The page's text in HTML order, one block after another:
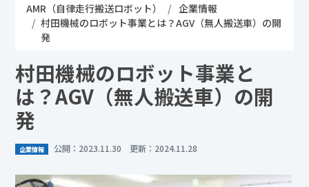
AMR（自律走行搬送ロボット）
企業情報
村田機械のロボット事業とは？AGV（無人搬送車）の開
発
村田機械のロボット事業と
は？AGV（無人搬送車）の開
発
企業情報 公開：2023.11.30 更新：2024.11.28